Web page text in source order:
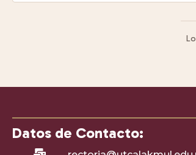
Datos de Contacto: